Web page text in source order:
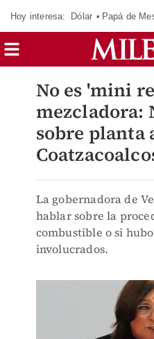
Hoy interesa: Dólar Papá de
No es 'mini
mezcladora:
sobre planta
La gobernadora de
hablar sobre la
combustible o si
involucrados.